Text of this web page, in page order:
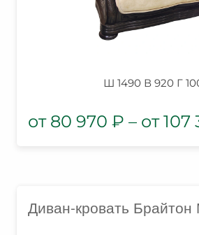
Ш 1490 В 920 Г
80 970 ₽ – 107
Диван-кровать